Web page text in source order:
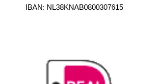
IBAN: NL38KNAB0800307615